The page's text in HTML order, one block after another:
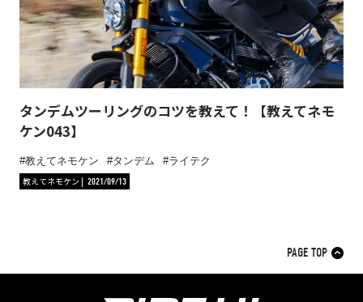
タンデムツーリングのコツを教えて！【教えてネモ
ケン043】
教えてネモケン タンデム
ライテク
教えてネモケン
2021/09/13
PAGE TOP